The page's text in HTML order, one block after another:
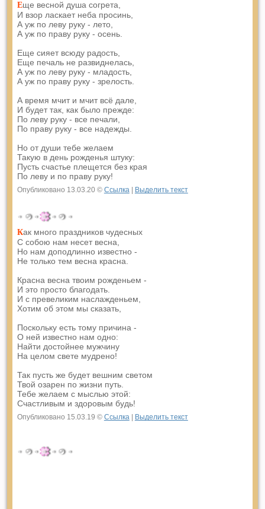
Еще весной душа согрета,
И взор ласкает неба просинь,
А уж по леву руку - лето,
А уж по праву руку - осень.
Еще сияет всюду радость,
Еще печаль не развиднелась,
А уж по леву руку - младость,
А уж по праву руку - зрелость.
А время мчит и мчит всё дале,
И будет так, как было прежде:
По леву руку - все печали,
По праву руку - все надежды.
Но от души тебе желаем
Такую в день рожденья штуку:
Пусть счастье плещется без края
По леву и по праву руку!
Опубликовано 13.03.20 © Ссылка| Выделить текст
Как много праздников чудесных
С собою нам несет весна,
Но нам доподлинно известно -
Не только тем весна красна.
Красна весна твоим рожденьем -
И это просто благодать.
И с превеликим наслажденьем,
Хотим об этом мы сказать,
Поскольку есть тому причина -
О ней известно нам одно:
Найти достойнее мужчину
На целом свете мудрено!
Так пусть же будет вешним светом
Твой озарен по жизни путь.
Тебе желаем с мыслью этой:
Счастливым и здоровым будь!
Опубликовано 15.03.19 © Ссылка| Выделить текст